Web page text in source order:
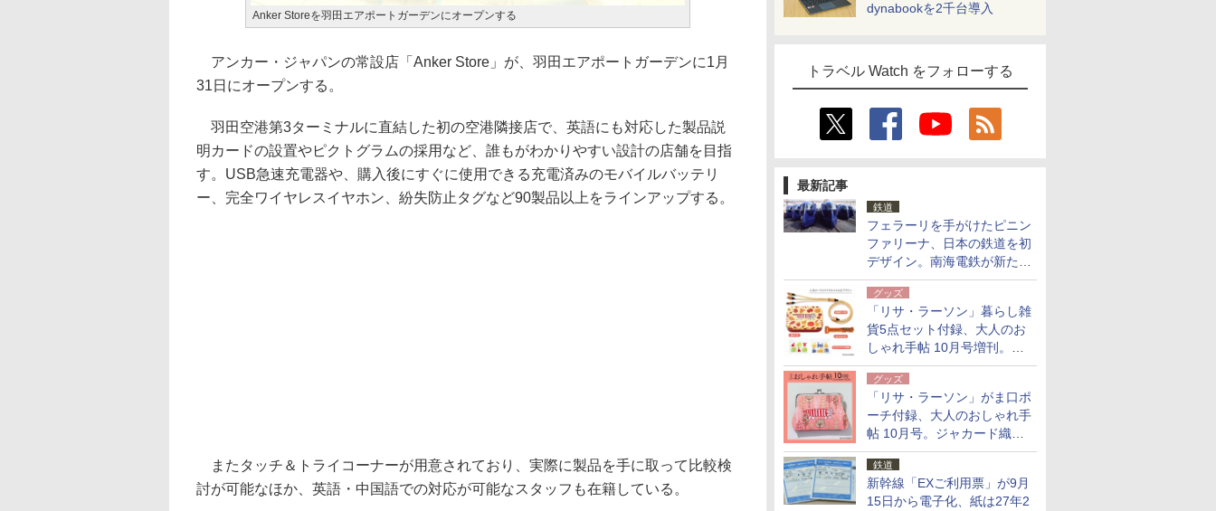
dynabookを2千台導入
トラベル Watch をフォローする
最新記事
鉄道
フェラーリを手がけたピニン
ファリーナ、日本の鉄道を初
デザイン。南海電鉄が新たな
「空港特急」をなにわ筋線へ
導入
グッズ
「リサ・ラーソン」暮らし雑
貨5点セット付録、大人のお
しゃれ手帖 10月号増刊。
USBケーブルや缶ケースなど
グッズ
「リサ・ラーソン」がま口ポ
ーチ付録、大人のおしゃれ手
帖 10月号。ジャカード織の
北欧猫デザイン
鉄道
新幹線「EXご利用票」が9月
15日から電子化、紙は27年2
Anker Storeを羽田エアポートガーデンにオープンする
アンカー・ジャパンの常設店「Anker Store」が、羽田エアポートガーデンに1月
31日にオープンする。
羽田空港第3ターミナルに直結した初の空港隣接店で、英語にも対応した製品説
明カードの設置やピクトグラムの採用など、誰もがわかりやすい設計の店舗を目指
す。USB急速充電器や、購入後にすぐに使用できる充電済みのモバイルバッテリ
ー、完全ワイヤレスイヤホン、紛失防止タグなど90製品以上をラインアップする。
またタッチ＆トライコーナーが用意されており、実際に製品を手に取って比較検
討が可能なほか、英語・中国語での対応が可能なスタッフも在籍している。